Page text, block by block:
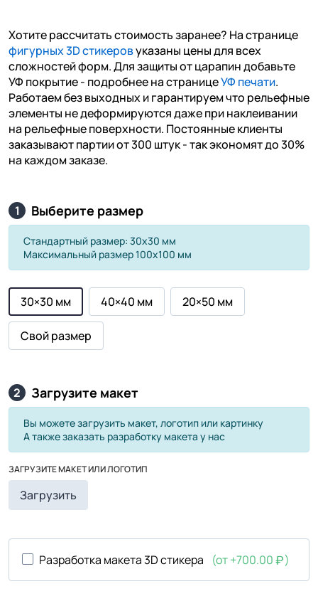
Хотите рассчитать стоимость заранее? На странице
фигурных 3D стикеровуказаны цены для всех
сложностей форм. Для защиты от царапин добавьте
УФ покрытие - подробнее на страницеУФ печати.
Работаем без выходных и гарантируем что рельефные
элементы не деформируются даже при наклеивании
на рельефные поверхности. Постоянные клиенты
заказывают партии от 300 штук - так экономят до 30%
на каждом заказе.
1 Выберите размер
Стандартный размер: 30х30 мм
Максимальный размер 100х100 мм
30×30 мм 40×40 мм 20×50 мм
Свой размер
2 Загрузите макет
Вы можете загрузить макет, логотип или картинку
А также заказать разработку макета у нас
ЗАГРУЗИТЕ МАКЕТ ИЛИ ЛОГОТИП
Загрузить
Разработка макета 3D стикера (от +700.00 )